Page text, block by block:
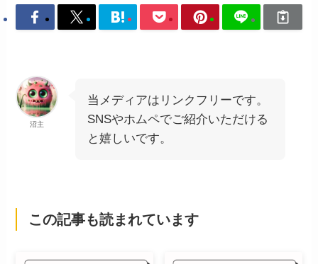
沼主
当メディアはリンクフリーです。
SNSやホムペでご紹介いただける
と嬉しいです。
この記事も読まれています